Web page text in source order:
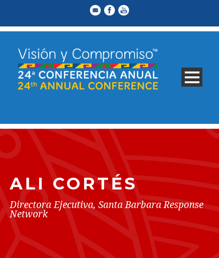
ALI CORTÉS
Directora Ejecutiva, Santa Barbara Response
Network